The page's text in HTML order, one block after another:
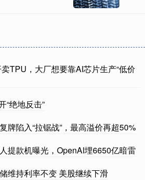
TPU，大厂想要靠AI芯片生产“低价
“绝地反击”
牌陷入“拉锯战”，最高溢价再超50%
提款机曝光，OpenAI埋6650亿暗雷
维持利率不变 美股继续下滑